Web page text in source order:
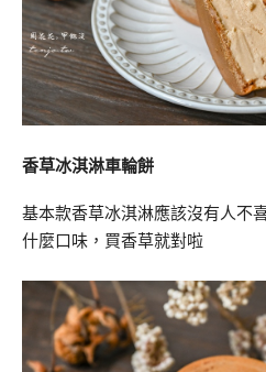
香草冰淇淋車輪餅
基本款香草冰淇淋應該沒有人不
什麼口味，買香草就對啦